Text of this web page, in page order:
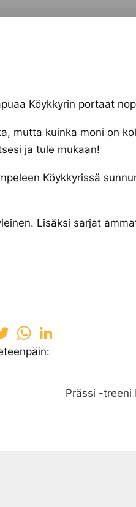
Köykkyrin portaat
mutta kuinka moni on
ja tule mukaan!
Köykkyrissä
Lisäksi sarjat
TwitterWhatsApp
Prässi -treeni